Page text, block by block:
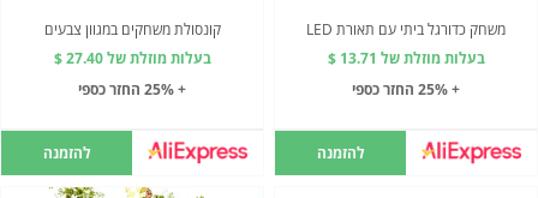
משחק כדורגל ביתי עם תאורת LED
בעלות מוזלת של 13.71 $
+ 25% החזר כספי
להזמנה
קונסולת משחקים במגוון צבעים
בעלות מוזלת של 27.40 $
+ 25% החזר כספי
להזמנה